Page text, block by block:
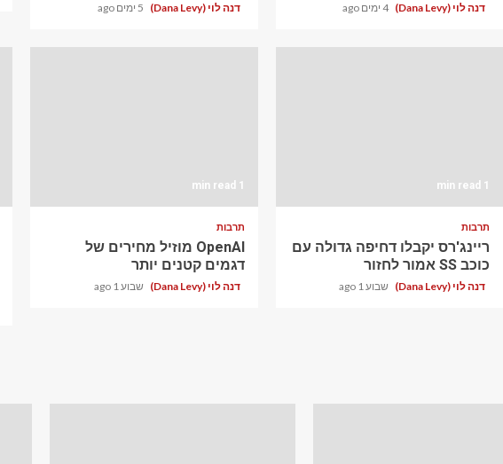
דנה לוי (Dana Levy) 4 ימים ago דנה לוי (Dana Levy) 5 ימים ago
1 min read
תרבות
ריינג'רס יקבלו דחיפה גדולה עם
כוכב SS אמור לחזור
דנה לוי (Dana Levy) שבוע 1 ago
1 min read
תרבות
OpenAI מוזיל מחירים של
דגמים קטנים יותר
דנה לוי (Dana Levy) שבוע 1 ago